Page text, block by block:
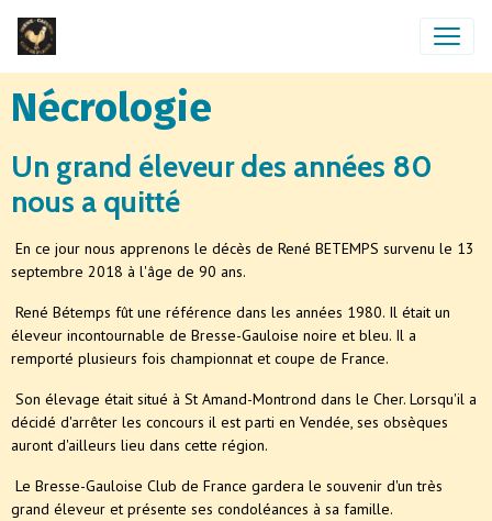
Nécrologie
Un grand éleveur des années 80
nous a quitté
En ce jour nous apprenons le décès de René BETEMPS survenu le 13
septembre 2018 à l'âge de 90 ans.
René Bétemps fût une référence dans les années 1980. Il était un
éleveur incontournable de Bresse-Gauloise noire et bleu. Il a
remporté plusieurs fois championnat et coupe de France.
Son élevage était situé à St Amand-Montrond dans le Cher. Lorsqu'il a
décidé d'arrêter les concours il est parti en Vendée, ses obsèques
auront d'ailleurs lieu dans cette région.
Le Bresse-Gauloise Club de France gardera le souvenir d'un très
grand éleveur et présente ses condoléances à sa famille.